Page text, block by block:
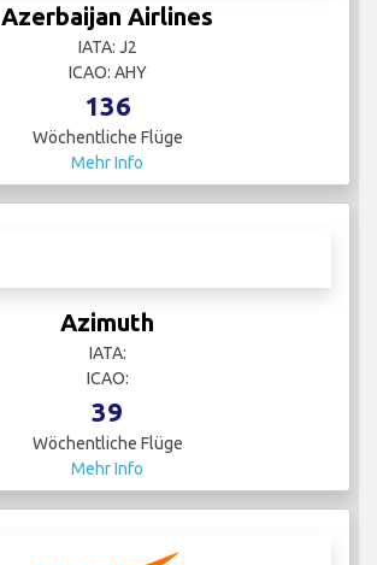
Azerbaijan Airlines
IATA: J2
ICAO: AHY
136
Wöchentliche Flüge
Mehr Info
Azimuth
IATA:
ICAO:
39
Wöchentliche Flüge
Mehr Info